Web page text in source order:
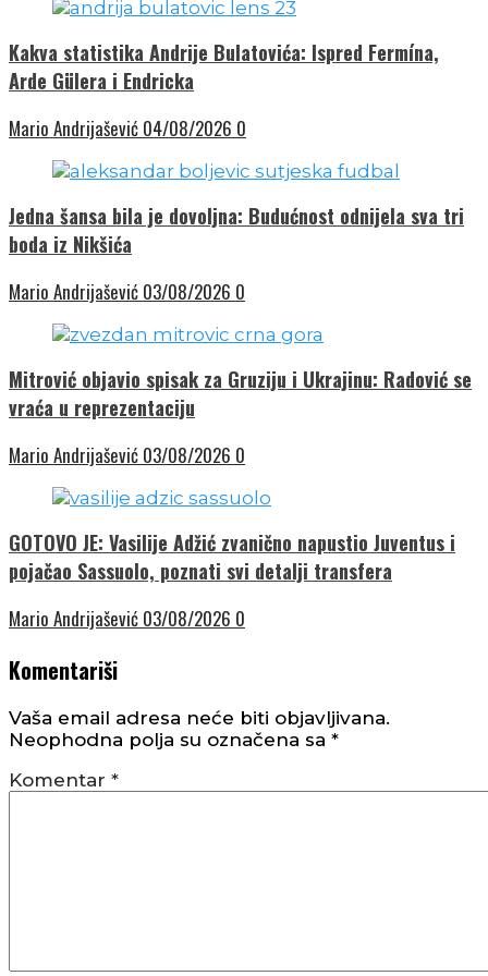
Kakva statistika Andrije Bulatovića: Ispred Fermína,
Arde Gülera i Endricka
Mario Andrijašević 04/08/2026 0
Jedna šansa bila je dovoljna: Budućnost odnijela sva tri
boda iz Nikšića
Mario Andrijašević 03/08/2026 0
Mitrović objavio spisak za Gruziju i Ukrajinu: Radović se
vraća u reprezentaciju
Mario Andrijašević 03/08/2026 0
GOTOVO JE: Vasilije Adžić zvanično napustio Juventus i
pojačao Sassuolo, poznati svi detalji transfera
Mario Andrijašević 03/08/2026 0
Komentariši
Vaša email adresa neće biti objavljivana.
Neophodna polja su označena sa *
Komentar *